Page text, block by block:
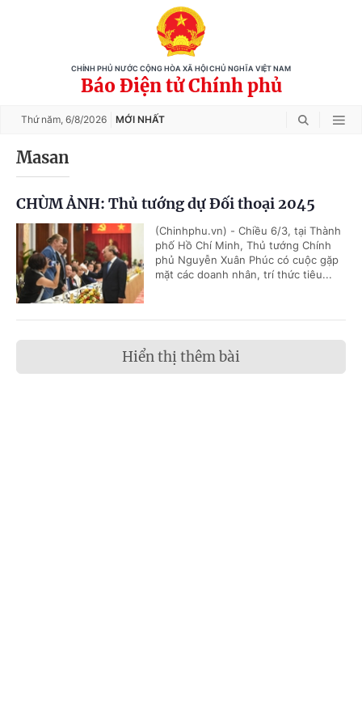
CHÍNH PHỦ NƯỚC CỘNG HÒA XÃ HỘI CHỦ NGHĨA VIỆT NAM
Báo Điện tử Chính phủ
Thứ năm, 6/8/2026 MỚI NHẤT
Masan
CHÙM ẢNH: Thủ tướng dự Đối thoại 2045
(Chinhphu.vn) - Chiều 6/3, tại Thành
phố Hồ Chí Minh, Thủ tướng Chính
phủ Nguyễn Xuân Phúc có cuộc gặp
mặt các doanh nhân, trí thức tiêu...
Hiển thị thêm bài